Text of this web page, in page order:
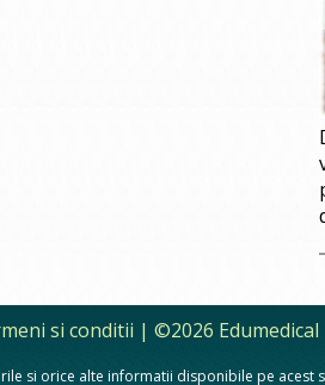
si conditii | ©2026 Edumedical
si orice alte informatii disponibile pe acest